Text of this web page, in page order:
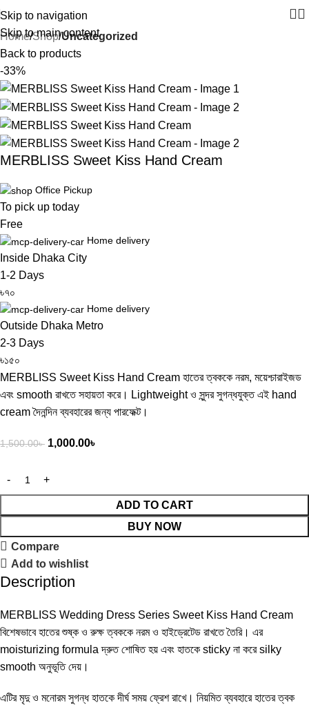
Skip to navigation
Skip to main content
Home Shop Uncategorized
Back to products
-33%
MERBLISS Sweet Kiss Hand Cream
Office Pickup
To pick up today
Free
Home delivery
Inside Dhaka City
1-2 Days
৳৭০
Home delivery
Outside Dhaka Metro
2-3 Days
৳১৫০
MERBLISS Sweet Kiss Hand Cream হাতের ত্বককে নরম, ময়েশ্চারাইজড
এবং smooth রাখতে সহায়তা করে। Lightweight ও সুন্দর সুগন্ধযুক্ত এই hand
cream দৈনন্দিন ব্যবহারের জন্য পারফেক্ট।
1,500.00৳ 1,000.00৳
ADD TO CART
BUY NOW
Compare
Add to wishlist
Description
MERBLISS Wedding Dress Series Sweet Kiss Hand Cream
বিশেষভাবে হাতের শুষ্ক ও রুক্ষ ত্বককে নরম ও হাইড্রেটেড রাখতে তৈরি। এর
moisturizing formula দ্রুত শোষিত হয় এবং হাতকে sticky না করে silky
smooth অনুভূতি দেয়।
এটির মৃদু ও মনোরম সুগন্ধ হাতকে দীর্ঘ সময় ফ্রেশ রাখে। নিয়মিত ব্যবহারে হাতের ত্বক